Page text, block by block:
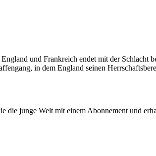
und Frankreich endet mit der Schlacht
in dem England seinen
die junge Welt mit einem Abonnement und